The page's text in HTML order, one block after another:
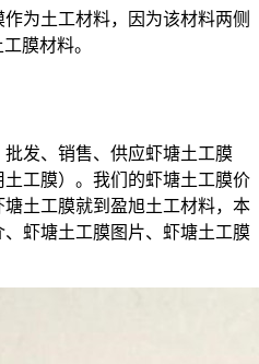
为土工材料，因为该材料两侧
膜材料。
发、销售、供应虾塘土工膜
土工膜）。我们的虾塘土工膜价
土工膜就到盈旭土工材料，本
虾塘土工膜图片、虾塘土工膜